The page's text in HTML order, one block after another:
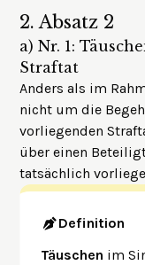
2. Absatz 2
a) Nr. 1:
Straftat
Anders als im
nicht um die
vorliegenden
über einen
tatsächlich
Definition
Täuschen im